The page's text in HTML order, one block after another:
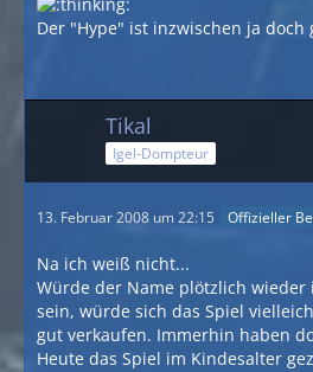
Der "Hype" ist inzwischen ja
Tikal
Igel-Dompteur
13. Februar 2008 um 22:15 Offizieller
Na ich weiß nicht...
Würde der Name plötzlich wieder
sein, würde sich das Spiel
gut verkaufen. Immerhin haben
Heute das Spiel im Kindesalter